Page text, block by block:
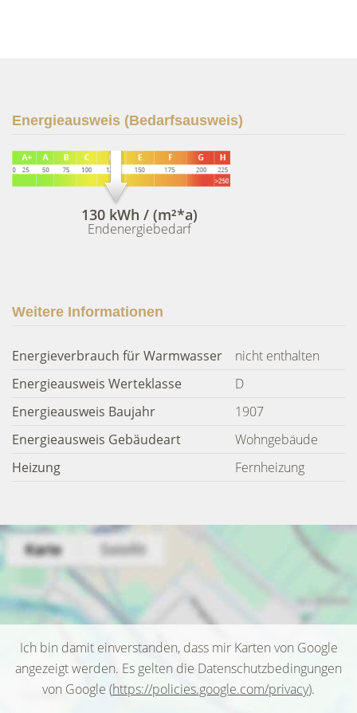
Energieausweis (Bedarfsausweis)
130 kWh / (m²*a)
Endenergiebedarf
Weitere Informationen
Energieverbrauch für Warmwasser
nicht enthalten
Energieausweis Werteklasse
D
Energieausweis Baujahr
1907
Energieausweis Gebäudeart
Wohngebäude
Heizung
Fernheizung
Ich bin damit einverstanden, dass mir Karten von Google
angezeigt werden. Es gelten die Datenschutzbedingungen
von Google (https://policies.google.com/privacy).